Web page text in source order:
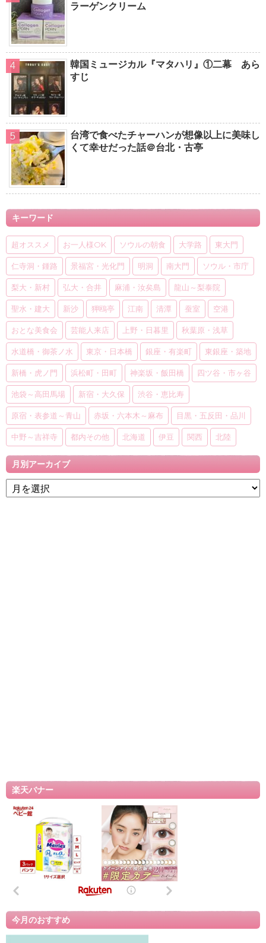
ラーゲンクリーム
韓国ミュージカル『マタハリ』①二幕 あら
すじ
台湾で食べたチャーハンが想像以上に美味し
くて幸せだった話＠台北・古亭
キーワード
超オススメ お一人様OK ソウルの朝食 大学路 東大門
仁寺洞・鍾路 景福宮・光化門 明洞 南大門 ソウル・市庁
梨大・新村 弘大・合井 麻浦・汝矣島 龍山～梨泰院
聖水・建大 新沙 狎鴎亭 江南 清潭 蚕室 空港
おとな美食会 芸能人来店 上野・日暮里 秋葉原・浅草
水道橋・御茶ノ水 東京・日本橋 銀座・有楽町 東銀座・築地
新橋・虎ノ門 浜松町・田町 神楽坂・飯田橋 四ツ谷・市ヶ谷
池袋～高田馬場 新宿・大久保 渋谷・恵比寿
原宿・表参道～青山 赤坂・六本木～麻布 目黒・五反田・品川
中野～吉祥寺 都内その他 北海道 伊豆 関西 北陸
月別アーカイブ
楽天バナー
今月のおすすめ